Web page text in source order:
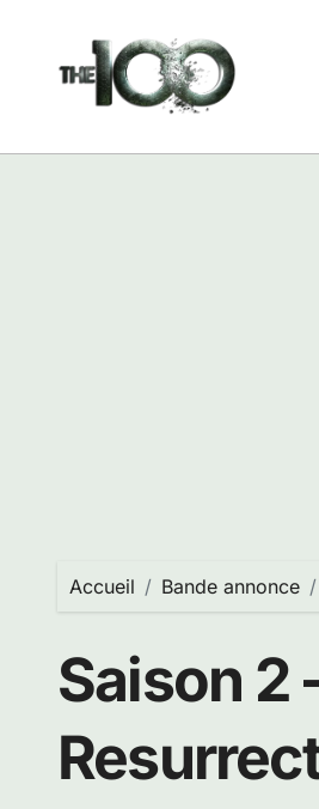
contenu
Accueil Bande annonce
Saison 2